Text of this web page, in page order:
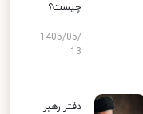
چیست؟
1405/05/
13
دفتر رهبر